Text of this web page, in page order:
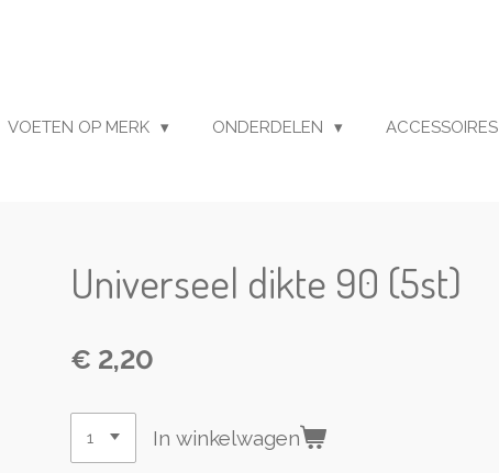
VOETEN OP MERK ONDERDELEN
ACCESSOIRES
Universeel dikte 90 (5st)
€ 2,20
In winkelwagen